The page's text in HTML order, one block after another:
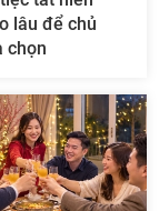
lâu để chủ
chọn